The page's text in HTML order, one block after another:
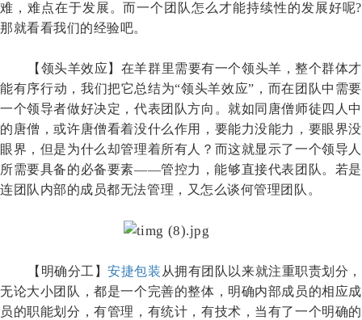
难，难点在于发展。而一个团队怎么才能持续性的发展好呢?
那就看看我们的经验吧。
【领头羊效应】在羊群里需要有一个领头羊，整个群体才
能有序行动，我们把它总结为“领头羊效应”，而在团队中需要
一个领导者做好决定，代表团队方向。就如同唐僧师徒四人中
的唐僧，或许唐僧看着没什么作用，要能力没能力，要眼界没
眼界，但是为什么却管理着所有人？而这就显示了一个领导人
所需要具备的必备要素——管控力，能够直接代表团队。若是
连团队内部的成员都无法管理，又怎么谈何管理团队。
【明确分工】安捷包装 从拥有团队以来就注重职责划分，
无论大小团队，都是一个完善的整体，明确内部成员的相应成
员的职能划分，有管理，有统计，有技术，当有了一个明确的